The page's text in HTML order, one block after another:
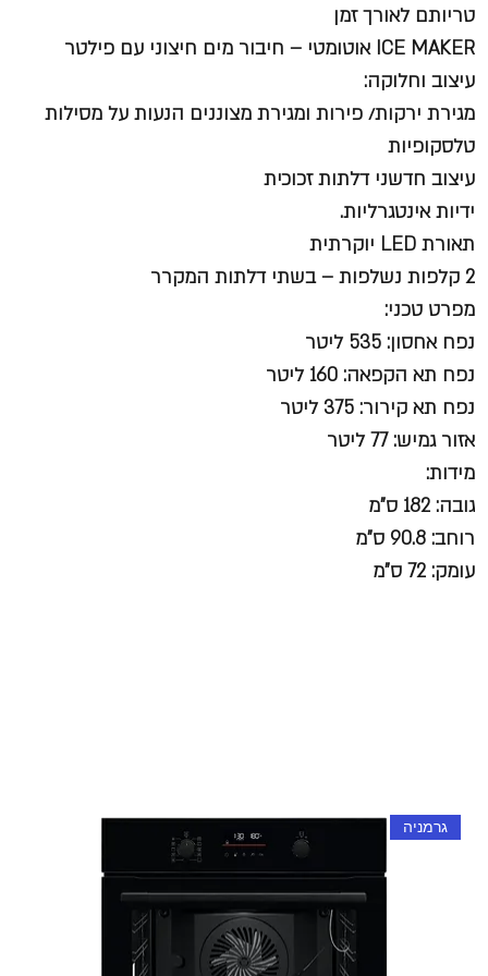
טריותם לאורך זמן
ICE MAKER אוטומטי –
חיבור מים חיצוני עם פילטר
עיצוב וחלוקה:
מגירת ירקות/ פירות ומגירת מצוננים הנעות על מסילות
טלסקופיות
עיצוב חדשני דלתות זכוכית
ידיות אינטגרליות.
תאורת LED יוקרתית
2 קלפות נשלפות – בשתי דלתות המקרר
מפרט טכני:
נפח אחסון: 535 ליטר
נפח תא הקפאה: 160 ליטר
נפח תא קירור: 375 ליטר
אזור גמיש: 77 ליטר
מידות:
גובה: 182 ס"מ
רוחב: 90.8 ס"מ
עומק: 72 ס"מ
גרמניה